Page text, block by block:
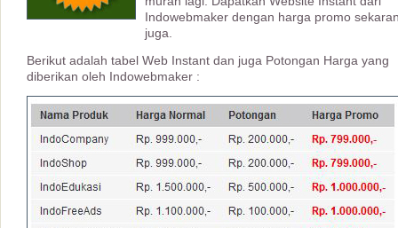
Indowebmaker dengan harga promo
juga.
Berikut adalah tabel Web Instant dan juga Potongan Harga yang
diberikan oleh Indowebmaker :